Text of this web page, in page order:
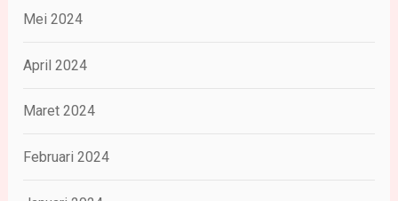
Mei 2024
April 2024
Maret 2024
Februari 2024